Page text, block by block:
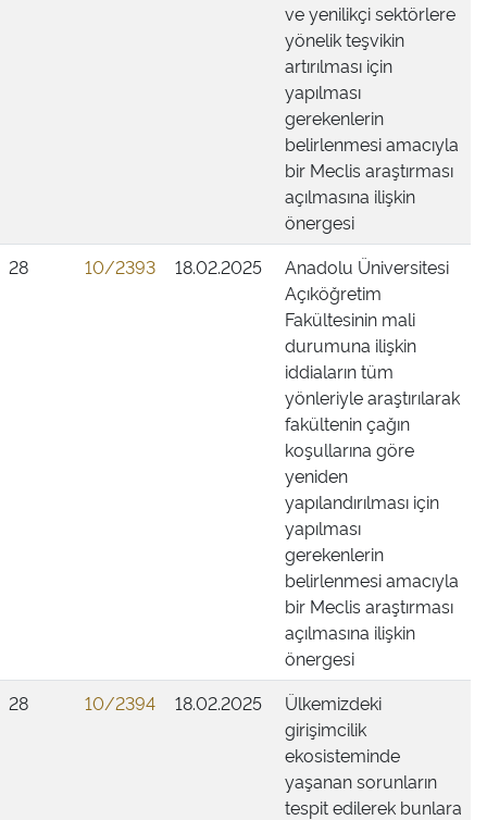
ve yenilikçi sektörlere
yönelik teşvikin
artırılması için
yapılması
gerekenlerin
belirlenmesi amacıyla
bir Meclis araştırması
açılmasına ilişkin
önergesi
28
10/2393 18.02.2025
Anadolu Üniversitesi
Açıköğretim
Fakültesinin mali
durumuna ilişkin
iddiaların tüm
yönleriyle araştırılarak
fakültenin çağın
koşullarına göre
yeniden
yapılandırılması için
yapılması
gerekenlerin
belirlenmesi amacıyla
bir Meclis araştırması
açılmasına ilişkin
önergesi
28
10/2394 18.02.2025
Ülkemizdeki
girişimcilik
ekosisteminde
yaşanan sorunların
tespit edilerek bunlara